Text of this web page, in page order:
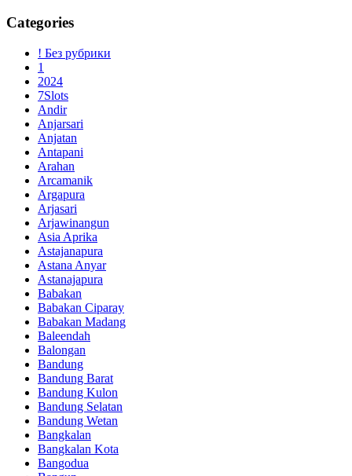
Categories
! Без рубрики
1
2024
7Slots
Andir
Anjarsari
Anjatan
Antapani
Arahan
Arcamanik
Argapura
Arjasari
Arjawinangun
Asia Aprika
Astajanapura
Astana Anyar
Astanajapura
Babakan
Babakan Ciparay
Babakan Madang
Baleendah
Balongan
Bandung
Bandung Barat
Bandung Kulon
Bandung Selatan
Bandung Wetan
Bangkalan
Bangkalan Kota
Bangodua